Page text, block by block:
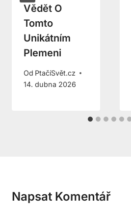
Vědět O
Tomto
Unikátním
Plemeni
Od PtačíSvět.cz
14. dubna 2026
Napsat Komentář